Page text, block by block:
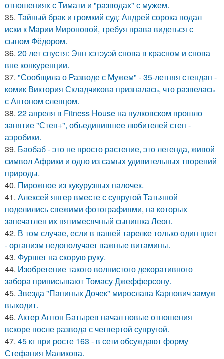
отношениях с Тимати и "разводах" с мужем.
35. Тайный брак и громкий суд: Андрей сорока подал
иски к Марии Мироновой, требуя права видеться с
сыном Фёдором.
36. 20 лет спустя: Энн хэтэуэй снова в красном и снова
вне конкуренции.
37. "Сообщила о Разводе с Мужем" - 35-летняя стендап -
комик Виктория Складчикова призналась, что развелась
с Антоном слепцом.
38. 22 апреля в Fitness House на пулковском прошло
занятие "Степ+", объединившее любителей степ -
аэробики.
39. Баобаб - это не просто растение, это легенда, живой
символ Африки и одно из самых удивительных творений
природы.
40. Пирожное из кукурузных палочек.
41. Алексей янгер вместе с супругой Татьяной
поделились свежими фотографиями, на которых
запечатлен их пятимесячный сынишка Леон.
42. В том случае, если в вашей тарелке только один цвет
- организм недополучает важные витамины.
43. Фуршет на скорую руку.
44. Изобретение такого волнистого декоративного
забора приписывают Томасу Джефферсону.
45. Звезда "Папиных Дочек" мирослава Карпович замуж
выходит.
46. Актер Антон Батырев начал новые отношения
вскоре после развода с четвертой супругой.
47. 45 кг при росте 163 - в сети обсуждают форму
Стефания Маликова.